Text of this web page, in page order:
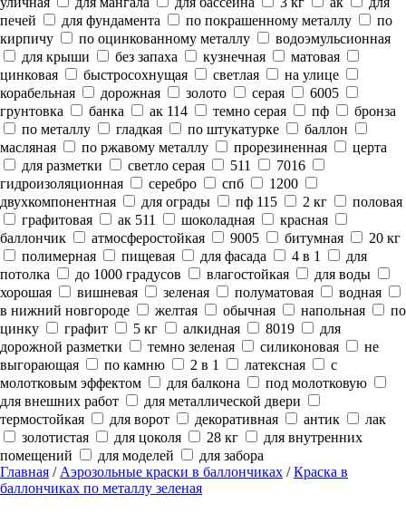
печей
для фундамента по покрашенному металлу
по
кирпичу
по оцинкованному металлу
водоэмульсионная
для крыши
без запаха кузнечная
матовая
цинковая
быстросохнущая светлая
на улице
корабельная
дорожная золото серая
6005
грунтовка
банка ак 114 темно серая пф
бронза
по металлу
гладкая по штукатурке
баллон
масляная
по ржавому металлу прорезиненная
церта
для разметки
светло серая 511
7016
гидроизоляционная
серебро спб
1200
двухкомпонентная
для ограды пф 115 2 кг
половая
графитовая
ак 511 шоколадная
красная
баллончик
атмосферостойкая 9005 битумная
20 кг
полимерная
пищевая для фасада 4 в 1
для
потолка
до 1000 градусов влагостойкая
для воды
хорошая
вишневая зеленая полуматовая
водная
в нижний новгороде
желтая обычная напольная
по
цинку
графит 5 кг алкидная 8019
для
дорожной разметки
темно зеленая силиконовая
не
выгорающая
по камню 2 в 1 латексная
с
молотковым эффектом
для балкона
под молотковую
для внешних работ
для металлической двери
термостойкая
для ворот декоративная антик
лак
золотистая
для цоколя 28 кг
для внутренних
помещений
для моделей
для забора
Главная / Аэрозольные краски в баллончиках /Краска в
баллончиках по металлу зеленая